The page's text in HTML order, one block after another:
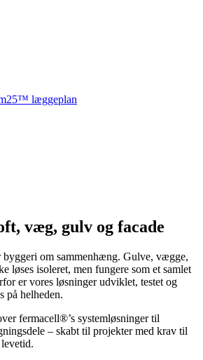
læggeplan
væg, gulv og facade
om sammenhæng. Gulve, vægge,
løses isoleret, men fungere som et samlet
er vores løsninger udviklet, testet og
på helheden.
fermacell®’s systemløsninger til
– skabt til projekter med krav til